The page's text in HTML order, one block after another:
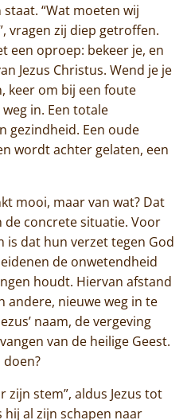
“Wat moeten wij
vragen zij diep getroffen.
een oproep: bekeer je, en
Jezus Christus. Wend je je
keer om bij een foute
in. Een totale
gezindheid. Een oude
wordt achter gelaten, een
mooi, maar van wat? Dat
de concrete situatie. Voor
is dat hun verzet tegen God
de onwetendheid
houdt. Hiervan afstand
andere, nieuwe weg in te
naam, de vergeving
van de heilige Geest.
doen?
zijn stem”, aldus Jezus tot
al zijn schapen naar